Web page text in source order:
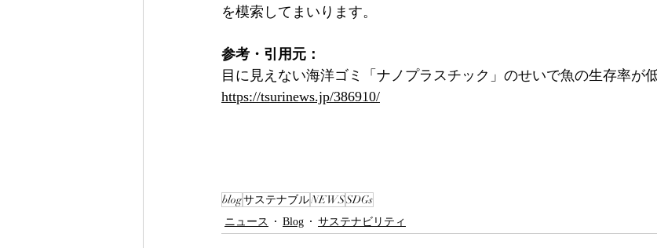
を模索してまいります。
参考・引用元：
目に見えない海洋ゴミ「ナノプラスチック」のせいで魚の生存率が
https://tsurinews.jp/386910/
blogサステナブルNEWSSDGs
ニュース Blog サステナビリティ